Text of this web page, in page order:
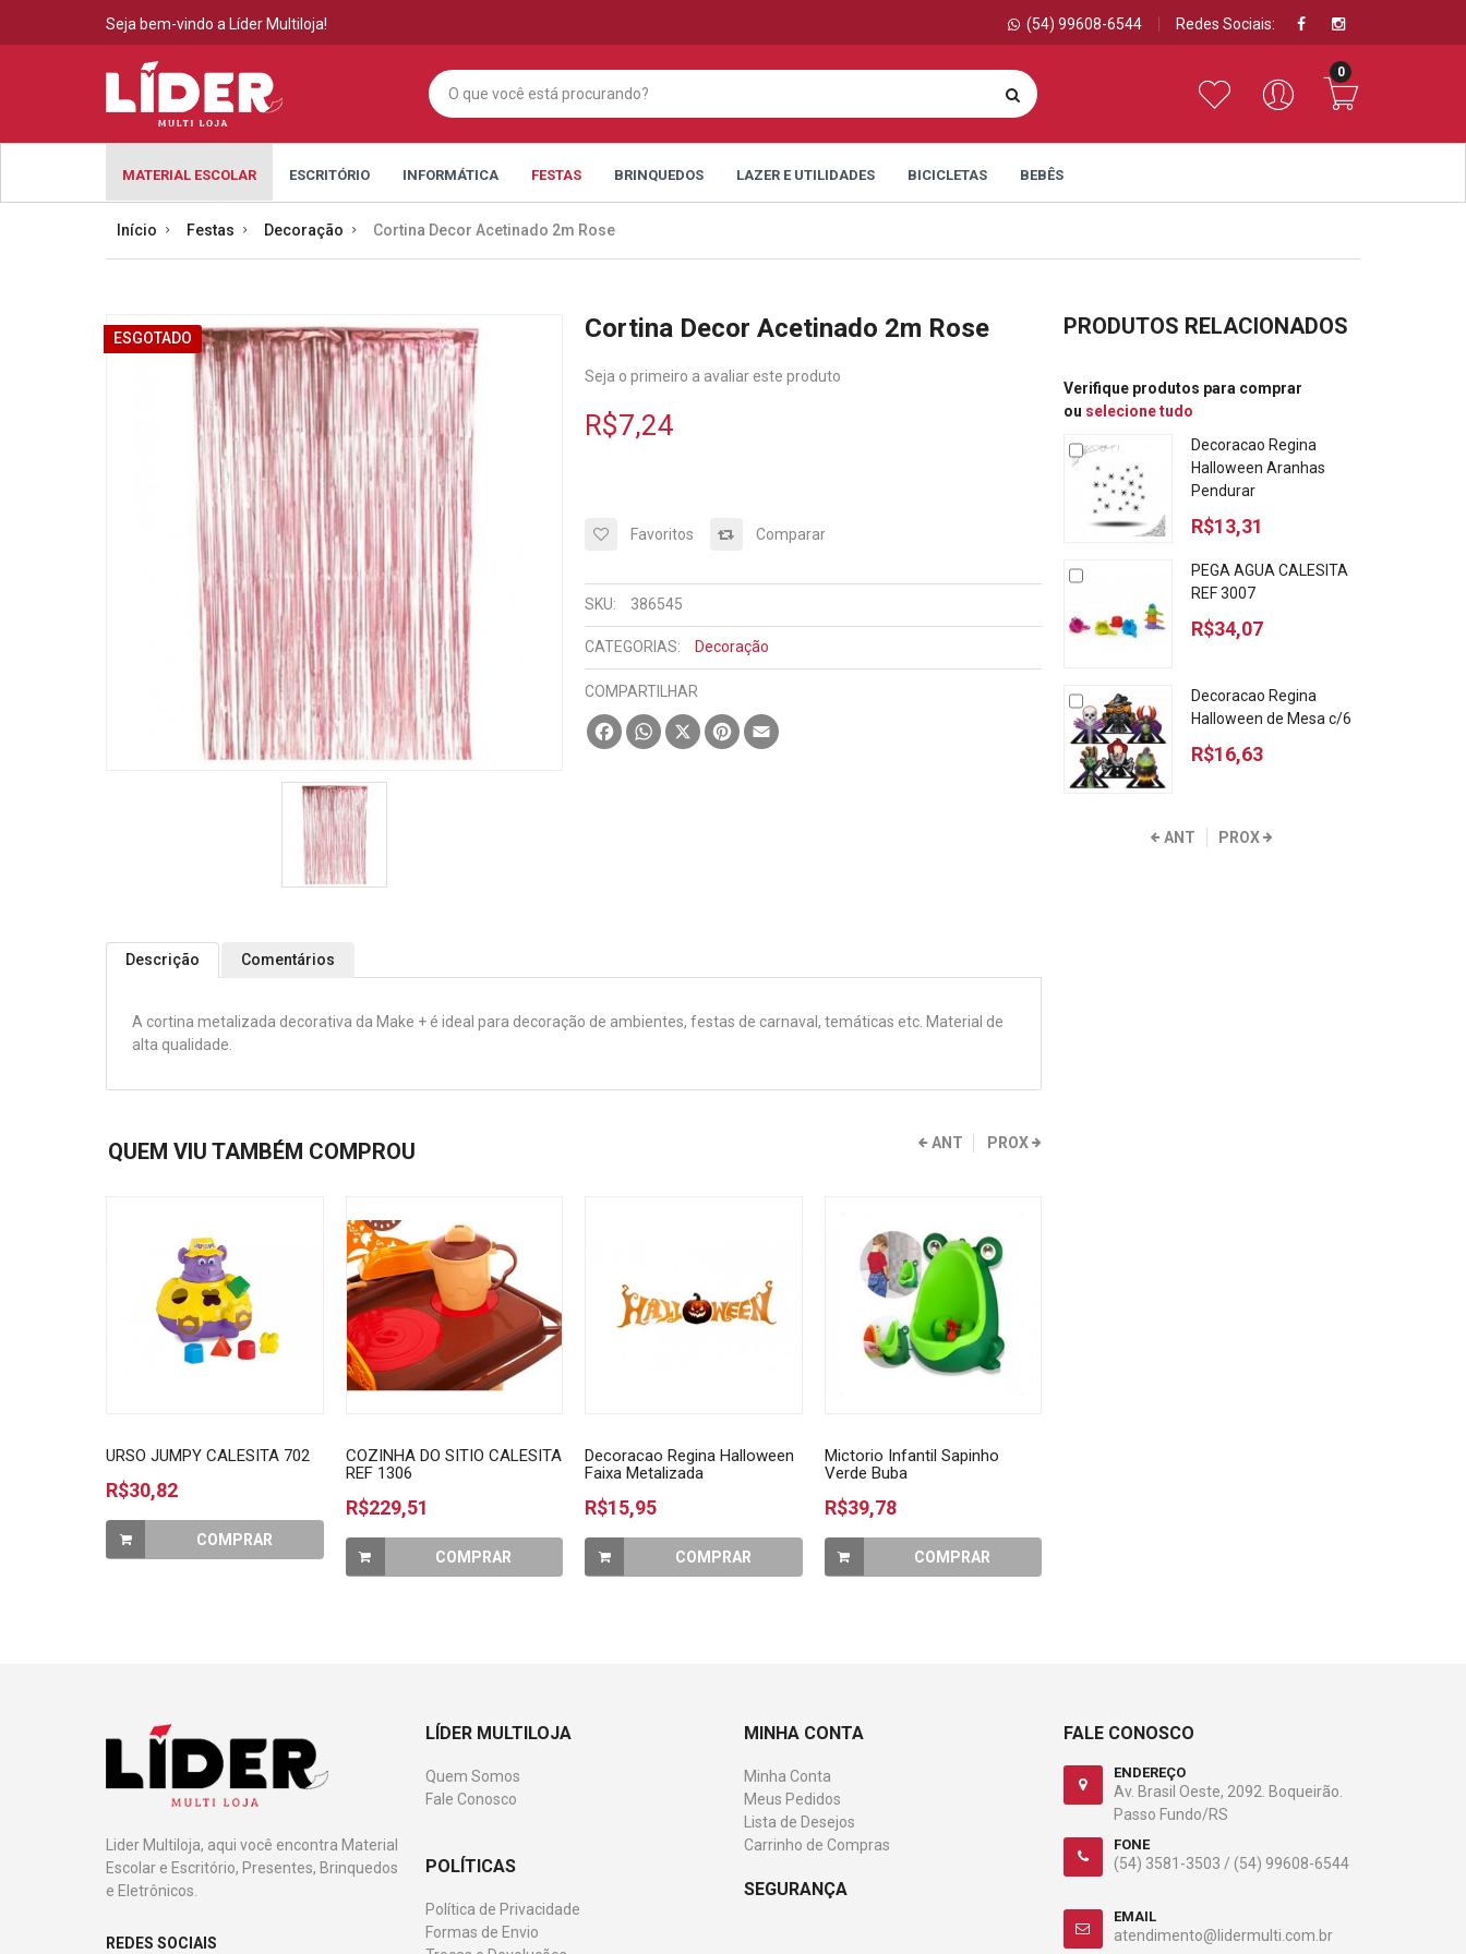
Seja bem-vindo a Líder Multiloja! Redes Sociais:
(54) 99608-6544
0
MATERIAL ESCOLAR ESCRITÓRIO INFORMÁTICA FESTAS BRINQUEDOS LAZER E UTILIDADES BICICLETAS BEBÊS
Início Festas Decoração Cortina Decor Acetinado 2m Rose
ESGOTADO Cortina Decor Acetinado 2m Rose
Seja o primeiro a avaliar este produto
R$7,24
Favoritos Comparar
SKU: 386545
CATEGORIAS: Decoração
COMPARTILHAR
FacebookWhatsApp
X PinterestEmail
Descrição Comentários
A cortina metalizada decorativa da Make + é ideal para decoração de ambientes, festas de carnaval, temáticas etc. Material de
alta qualidade.
QUEM VIU TAMBÉM COMPROU
URSO JUMPY CALESITA 702
R$30,82
COMPRAR
COZINHA DO SITIO CALESITA
REF 1306
R$229,51
COMPRAR
Decoracao Regina Halloween
Faixa Metalizada
R$15,95
COMPRAR
Mictorio Infantil Sapinho
Verde Buba
R$39,78
COMPRAR
ANT PROX
PRODUTOS RELACIONADOS
Verifique produtos para comprar
ou selecione tudo
Decoracao Regina
Halloween Aranhas
Pendurar
R$13,31
PEGA AGUA CALESITA
REF 3007
R$34,07
Decoracao Regina
Halloween de Mesa c/6
R$16,63
ANT PROX
Lider Multiloja, aqui você encontra Material
Escolar e Escritório, Presentes, Brinquedos
e Eletrônicos.
REDES SOCIAIS
LÍDER MULTILOJA
Quem Somos
Fale Conosco
POLÍTICAS
Política de Privacidade
Formas de Envio
MINHA CONTA
Minha Conta
Meus Pedidos
Lista de Desejos
Carrinho de Compras
SEGURANÇA
FALE CONOSCO
ENDEREÇO
Av. Brasil Oeste, 2092. Boqueirão.
Passo Fundo/RS
FONE
(54) 3581-3503 / (54) 99608-6544
EMAIL
atendimento@lidermulti.com.br